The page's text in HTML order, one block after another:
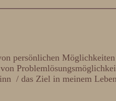
persönlichen
/ das Ziel in meinem